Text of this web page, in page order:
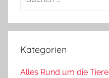
Kategorien
Alles Rund um die Tiere